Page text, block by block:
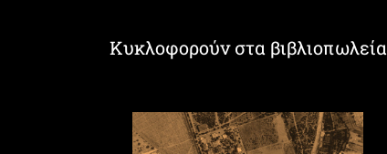
Κυκλοφορούν στα βιβλιοπωλεία